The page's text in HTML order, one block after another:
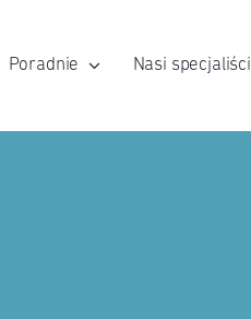
Poradnie Nasi specjaliści